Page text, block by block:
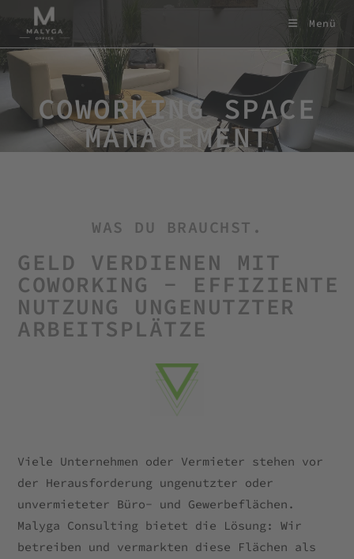
Menü
COWORKING SPACE
MANAGEMENT
WAS DU BRAUCHST.
GELD VERDIENEN MIT
COWORKING - EFFIZIENTE
NUTZUNG UNGENUTZTER
ARBEITSPLÄTZE
Viele Unternehmen oder Vermieter stehen vor
der Herausforderung ungenutzter oder
unvermieteter Büro- und Gewerbeflächen.
Malyga Consulting bietet die Lösung: Wir
betreiben und vermarkten diese Flächen als